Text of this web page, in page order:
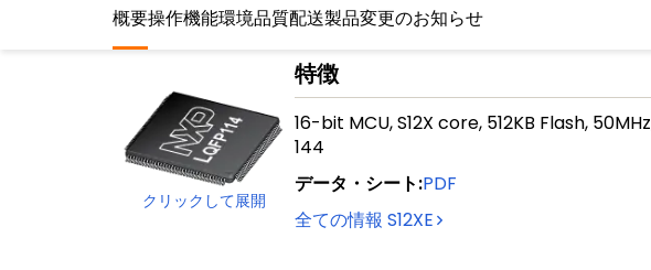
概要操作機能環境品質配送製品変更のお知らせ
クリックして展開
特徴
16-bit MCU, S12X core, 512KB Flash,
144
データ・シート:PDF
全ての情報 S12XE